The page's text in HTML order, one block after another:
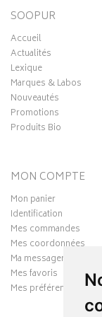
SOOPUR
Accueil
Actualités
Lexique
Marques & Labos
Nouveautés
Promotions
Produits Bio
MON COMPTE
Mon panier
Identification
Mes commandes
Mes coordonnées
Ma messagerie
Mes favoris
Mes préférences